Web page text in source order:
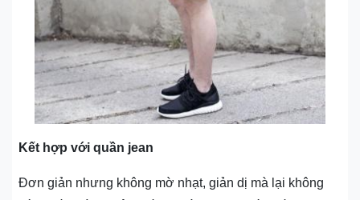
Kết hợp với quần jean
Đơn giản nhưng không mờ nhạt, giản dị mà lại không